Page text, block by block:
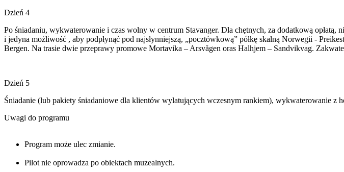
Dzień 4
Po śniadaniu, wykwaterowanie i czas wolny w centrum Stavanger. Dla chętnych, za dodatkową
i jedyna możliwość , aby podpłynąć pod najsłynniejszą, „pocztówkową” półkę skalną Norwegii -
Bergen. Na trasie dwie przeprawy promowe Mortavika – Arsvågen oras Halhjem – Sandvikvag.
Dzień 5
Śniadanie (lub pakiety śniadaniowe dla klientów wylatujących wczesnym rankiem), wykwaterowanie
Uwagi do programu
Program może ulec zmianie.
Pilot nie oprowadza po obiektach muzealnych.